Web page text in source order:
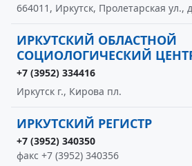
664011, Иркутск, Пролетарская ул.,
ИРКУТСКИЙ ОБЛАСТНОЙ
СОЦИОЛОГИЧЕСКИЙ
+7 (3952) 334416
Иркутск г., Кирова пл.
ИРКУТСКИЙ РЕГИСТР
+7 (3952) 340350
факс +7 (3952) 340356